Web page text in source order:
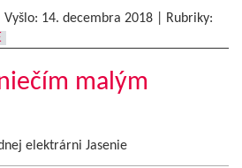
Vyšlo: 14. decembra 2018
Rubriky:
malým
elektrárni Jasenie